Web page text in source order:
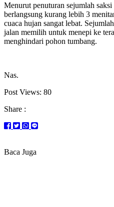
Menurut penuturan sejumlah
berlangsung kurang lebih 3
cuaca hujan sangat lebat.
jalan memilih untuk menepi ke
menghindari pohon tumbang.
Nas.
Post Views: 80
Share :
Baca Juga